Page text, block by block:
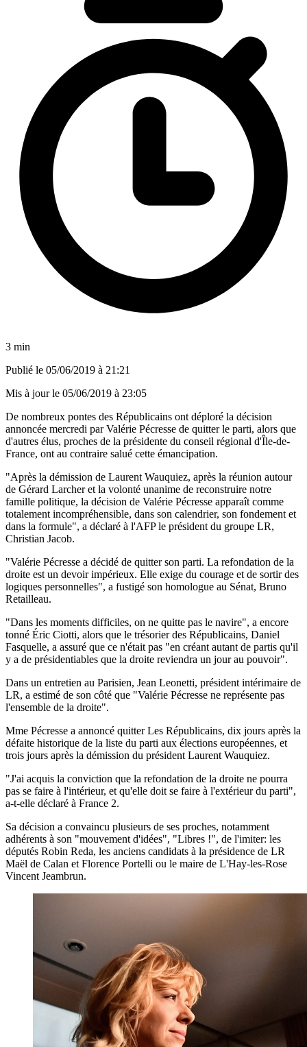
3 min
Publié le 05/06/2019 à 21:21
Mis à jour le 05/06/2019 à 23:05
De nombreux pontes des Républicains ont déploré la décision
annoncée mercredi par Valérie Pécresse de quitter le parti, alors que
d'autres élus, proches de la présidente du conseil régional d'Île-de-
France, ont au contraire salué cette émancipation.
"Après la démission de Laurent Wauquiez, après la réunion autour
de Gérard Larcher et la volonté unanime de reconstruire notre
famille politique, la décision de Valérie Pécresse apparaît comme
totalement incompréhensible, dans son calendrier, son fondement et
dans la formule", a déclaré à l'AFP le président du groupe LR,
Christian Jacob.
"Valérie Pécresse a décidé de quitter son parti. La refondation de la
droite est un devoir impérieux. Elle exige du courage et de sortir des
logiques personnelles", a fustigé son homologue au Sénat, Bruno
Retailleau.
"Dans les moments difficiles, on ne quitte pas le navire", a encore
tonné Éric Ciotti, alors que le trésorier des Républicains, Daniel
Fasquelle, a assuré que ce n'était pas "en créant autant de partis qu'il
y a de présidentiables que la droite reviendra un jour au pouvoir".
Dans un entretien au Parisien, Jean Leonetti, président intérimaire de
LR, a estimé de son côté que "Valérie Pécresse ne représente pas
l'ensemble de la droite".
Mme Pécresse a annoncé quitter Les Républicains, dix jours après la
défaite historique de la liste du parti aux élections européennes, et
trois jours après la démission du président Laurent Wauquiez.
"J'ai acquis la conviction que la refondation de la droite ne pourra
pas se faire à l'intérieur, et qu'elle doit se faire à l'extérieur du parti",
a-t-elle déclaré à France 2.
Sa décision a convaincu plusieurs de ses proches, notamment
adhérents à son "mouvement d'idées", "Libres !", de l'imiter: les
députés Robin Reda, les anciens candidats à la présidence de LR
Maël de Calan et Florence Portelli ou le maire de L'Hay-les-Rose
Vincent Jeambrun.